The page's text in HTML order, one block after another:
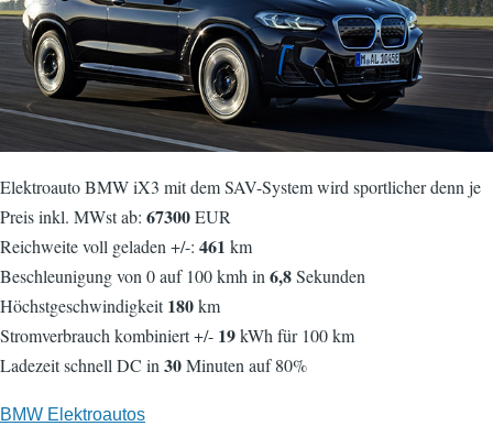
Elektroauto BMW iX3 mit dem SAV-System wird sportlicher denn je
Preis inkl. MWst ab: 67300EUR
Reichweite voll geladen +/-: 461 km
Beschleunigung von 0 auf 100 kmh in 6,8Sekunden
Höchstgeschwindigkeit180km
Stromverbrauch kombiniert +/- 19kWh für 100 km
Ladezeit schnell DC in 30Minuten auf 80%
BMW Elektroautos